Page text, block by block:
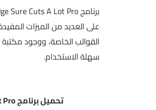
على العديد من الميزات
القوالب الخاصة، ووجود
سهلة الاستخدام.
تحميل برنامج Craft Edge Sure Cuts A Lot Pro – التصميم والقطع اليدوى والإلكترونى 2026